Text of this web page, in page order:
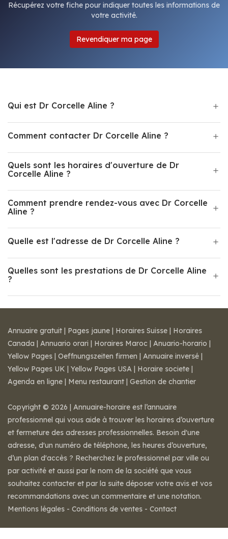
Récupérez votre fiche pour indiquer toutes les informations de
votre activité.
Revendiquer ma page
Qui est Dr Corcelle Aline ?
Comment contacter Dr Corcelle Aline ?
Quels sont les horaires d'ouverture de Dr
Corcelle Aline ?
Comment prendre rendez-vous avec Dr Corcelle
Aline ?
Quelle est l'adresse de Dr Corcelle Aline ?
Quelles sont les prestations de Dr Corcelle Aline
?
Annuaire gratuit | Pages jaune | Horaires Suisse | Horaires
Canada | Annuario orari | Horaires Maroc | Anuario-horario |
Yellow Pages | Oeffnungszeiten firmen | Annuaire inversé |
Yellow Pages UK | Yellow Pages USA | Horaire societe |
Agenda en ligne | Menu restaurant | Gestion de chantier
Copyright © 2026 | Annuaire-horaire est l’annuaire
professionnel qui vous aide à trouver les horaires d’ouverture
et fermeture des adresses professionnelles. Besoin d'une
adresse, d'un numéro de téléphone, les heures d’ouverture,
d’un plan d'accès ? Recherchez le professionnel par ville ou
par activité et aussi par le nom de la société que vous
souhaitez contacter et par la suite déposer votre avis et vos
recommandations avec un commentaire et une notation.
Mentions légales - Conditions de ventes - Contact